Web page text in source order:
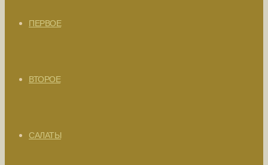
ПЕРВОЕ
ВТОРОЕ
САЛАТЫ